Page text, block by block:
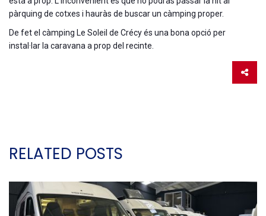
pàrquing de cotxes i hauràs de buscar un càmping proper.
De fet el càmping Le Soleil de Crécy és una bona opció per
instal·lar la caravana a prop del recinte.
RELATED POSTS